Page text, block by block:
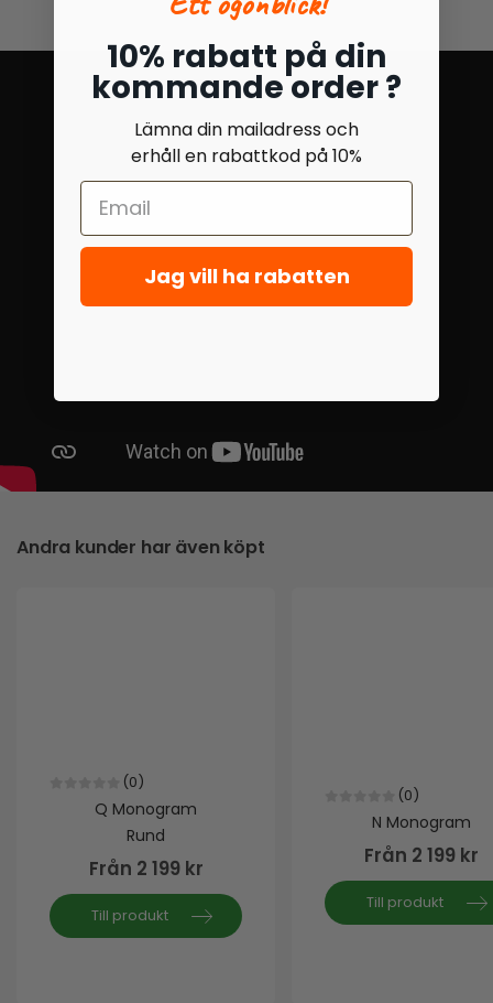
Andra kunder har även köpt
out of 5
(0)
Q Monogram
Rund
Från 2 199 kr
Till produkt
out of 5
(0)
N Monogram
Från 2 199 kr
Till produkt
10% rabatt på din
kommande order ?
Lämna din mailadress och
erhåll en rabattkod på 10%
Jag vill ha rabatten